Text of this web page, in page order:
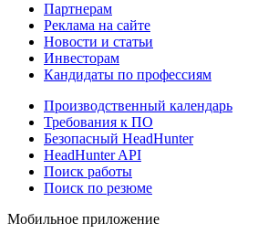
Партнерам
Реклама на сайте
Новости и статьи
Инвесторам
Кандидаты по профессиям
Производственный календарь
Требования к ПО
Безопасный HeadHunter
HeadHunter API
Поиск работы
Поиск по резюме
Мобильное приложение